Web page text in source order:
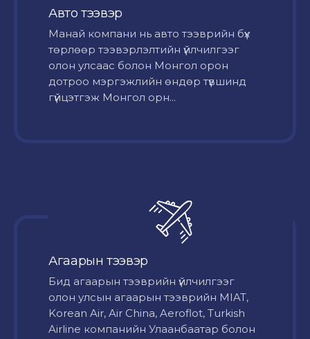
Авто тээвэр
Mанай компани нь авто тээврийн бүх
төрлөөр тээвэрлэлтийн үйлчилгээг
олон улсаас болон Монгол орон
дотроо мэргэжлийн өндөр түвшинд
гүйцэтгэж Монгол орн...
Агаарын тээвэр
Бид агаарын тээврийн үйлчилгээг
олон улсын агаарын тээврийн MIAT,
Korean Air, Air China, Aeroflot, Turkish
Airline компанийн Улаанбаатар болон